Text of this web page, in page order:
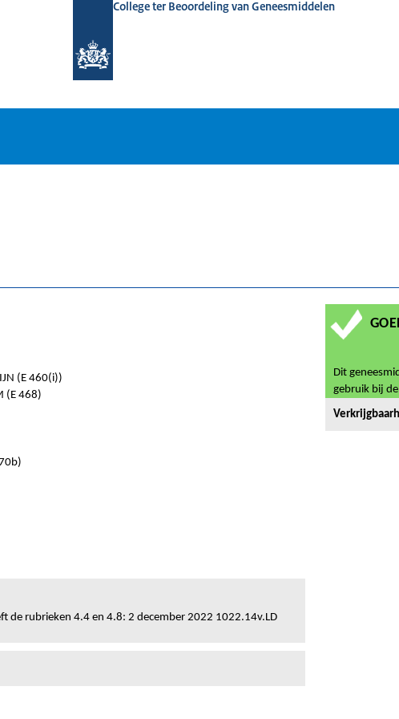
College ter Beoordeling van Geneesmiddelen
(E 460(i))
(E 468)
de rubrieken 4.4 en 4.8: 2 december 2022 1022.14v.LD
Dit
gebruik bij